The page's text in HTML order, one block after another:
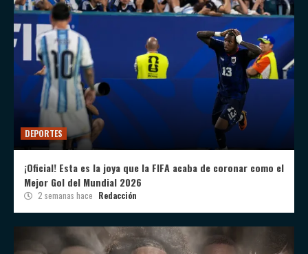
DEPORTES
¡Oficial! Esta es la joya que la FIFA acaba de coronar como el
Mejor Gol del Mundial 2026
2 semanas hace Redacción